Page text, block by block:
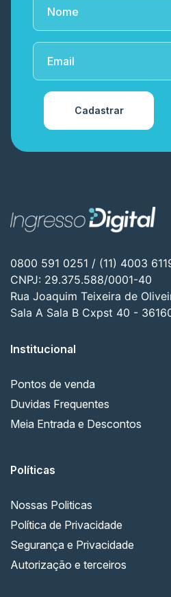
Cadastrar
0800 591 0251 / (11) 4003
CNPJ: 29.375.588/0001-40
Rua Joaquim Teixeira de
Sala A Sala B Cxpst 40 -
Institucional
Pontos de venda
Duvidas Frequentes
Meia Entrada e Descontos
Políticas
Nossas Politicas
Política de Privacidade
Segurança e Privacidade
Autorização e terceiros